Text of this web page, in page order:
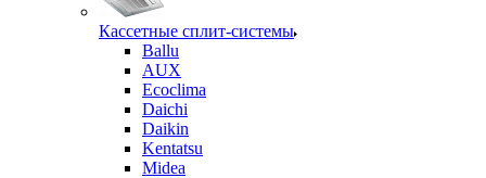
Кассетные сплит-системы
Ballu
AUX
Ecoclima
Daichi
Daikin
Kentatsu
Midea